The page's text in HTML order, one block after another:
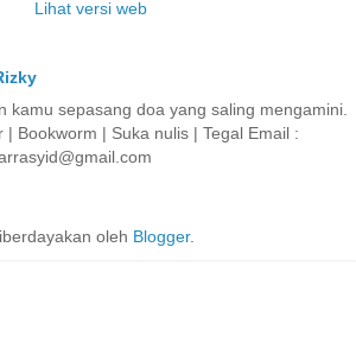
Lihat versi web
kamu sepasang doa yang saling mengamini.
| Bookworm | Suka nulis | Tegal Email :
oleh Blogger.